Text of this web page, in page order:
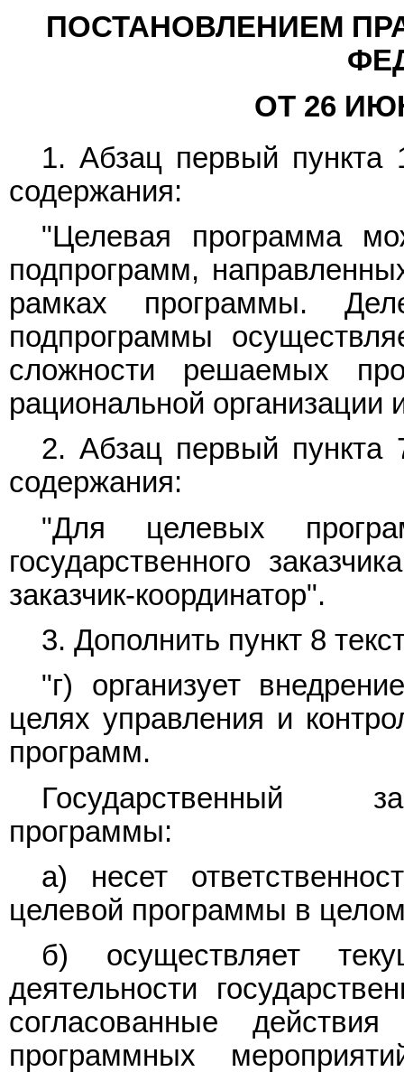
ПОСТАНОВЛЕНИЕМ
ОТ 26
1. Абзац первый пункта
содержания:
"Целевая программа
подпрограмм,
рамках программы.
подпрограммы
сложности решаемых
рациональной организации
2. Абзац первый пункта
содержания:
"Для целевых
государственного
заказчик-координатор".
3. Дополнить пункт 8
"г) организует
целях управления и
программ.
Государственный
программы:
а) несет
целевой программы в
б) осуществляет
деятельности
согласованные
программных